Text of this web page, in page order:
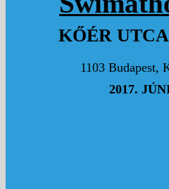
KŐÉR
1103 Budapest,
2017.